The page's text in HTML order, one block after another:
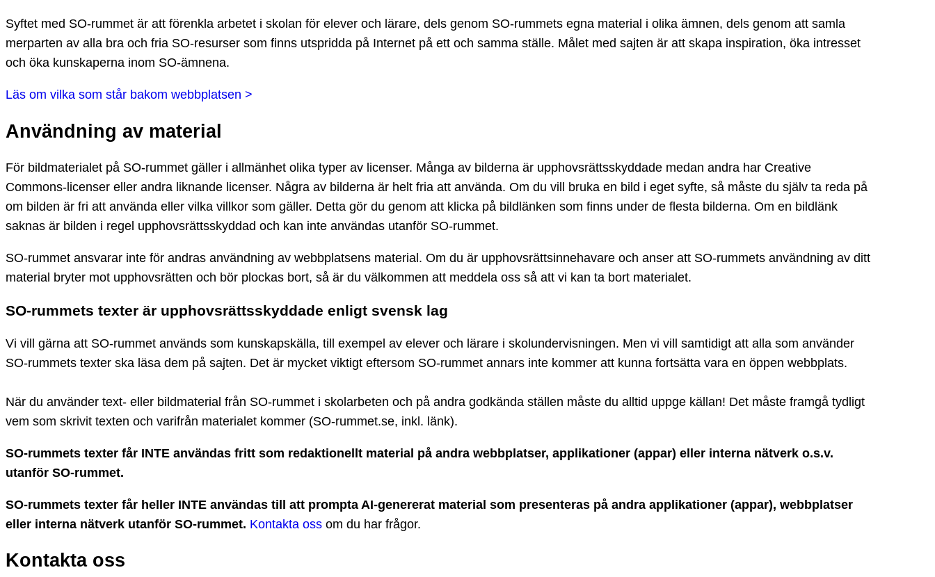
Syftet med SO-rummet är att förenkla arbetet i skolan för elever och lärare, dels genom SO-rummets egna material i olika ämnen, dels genom att samla
merparten av alla bra och fria SO-resurser som finns utspridda på Internet på ett och samma ställe. Målet med sajten är att skapa inspiration, öka intresset
och öka kunskaperna inom SO-ämnena.
Läs om vilka som står bakom webbplatsen >
Användning av material
För bildmaterialet på SO-rummet gäller i allmänhet olika typer av licenser. Många av bilderna är upphovsrättsskyddade medan andra har Creative
Commons-licenser eller andra liknande licenser. Några av bilderna är helt fria att använda. Om du vill bruka en bild i eget syfte, så måste du själv ta reda på
om bilden är fri att använda eller vilka villkor som gäller. Detta gör du genom att klicka på bildlänken som finns under de flesta bilderna. Om en bildlänk
saknas är bilden i regel upphovsrättsskyddad och kan inte användas utanför SO-rummet.
SO-rummet ansvarar inte för andras användning av webbplatsens material. Om du är upphovsrättsinnehavare och anser att SO-rummets användning av ditt
material bryter mot upphovsrätten och bör plockas bort, så är du välkommen att meddela oss så att vi kan ta bort materialet.
SO-rummets texter är upphovsrättsskyddade enligt svensk lag
Vi vill gärna att SO-rummet används som kunskapskälla, till exempel av elever och lärare i skolundervisningen. Men vi vill samtidigt att alla som använder
SO-rummets texter ska läsa dem på sajten. Det är mycket viktigt eftersom SO-rummet annars inte kommer att kunna fortsätta vara en öppen webbplats.
När du använder text- eller bildmaterial från SO-rummet i skolarbeten och på andra godkända ställen måste du alltid uppge källan! Det måste framgå tydligt
vem som skrivit texten och varifrån materialet kommer (SO-rummet.se, inkl. länk).
SO-rummets texter får INTE användas fritt som redaktionellt material på andra webbplatser, applikationer (appar) eller interna nätverk o.s.v.
utanför SO-rummet.
SO-rummets texter får heller INTE användas till att prompta AI-genererat material som presenteras på andra applikationer (appar), webbplatser
eller interna nätverk utanför SO-rummet. Kontakta oss om du har frågor.
Kontakta oss